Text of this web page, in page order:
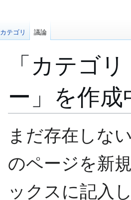
「 カテゴ
ー 」を作成
ビ
ー
シ
ン
索
移
動
まだ存在しな
のページを新
ックスに記入
カテゴリ 議論